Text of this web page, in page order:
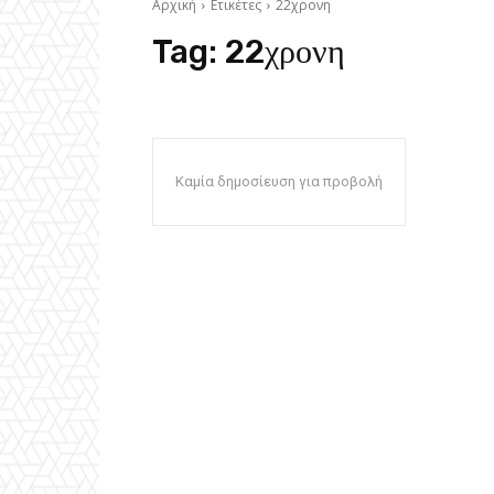
Αρχική Ετικέτες 22χρονη
Tag: 22χρονη
Καμία δημοσίευση για προβολή